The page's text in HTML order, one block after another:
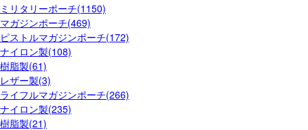
ミリタリーポーチ(1150)
マガジンポーチ(469)
ピストルマガジンポーチ(172)
ナイロン製(108)
樹脂製(61)
レザー製(3)
ライフルマガジンポーチ(266)
ナイロン製(235)
樹脂製(21)